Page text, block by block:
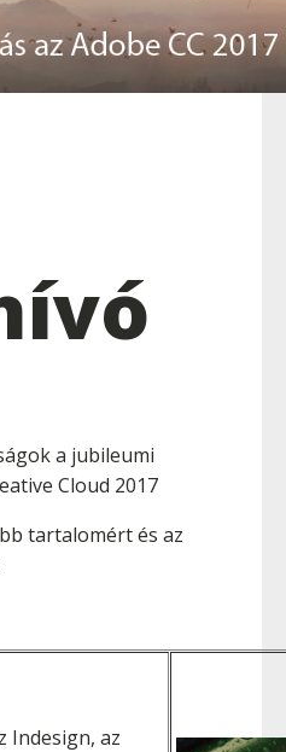
a jubileumi
Cloud 2017
tartalomért és az
Indesign, az